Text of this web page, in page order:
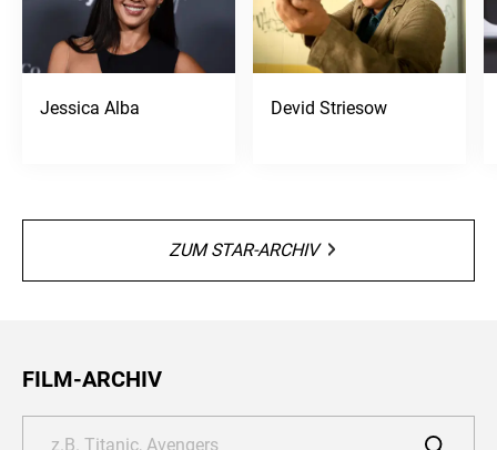
Jessica Alba Devid Striesow
ZUM STAR-ARCHIV
FILM-ARCHIV